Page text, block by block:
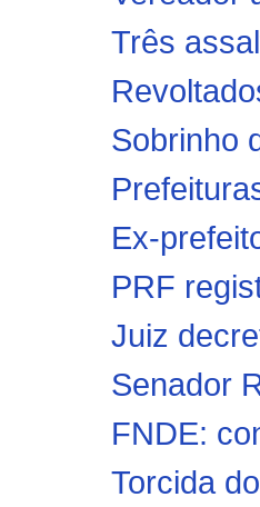
Três
Sobrinho
Ex-
PRF
Juiz
Senador
FNDE:
Torcida